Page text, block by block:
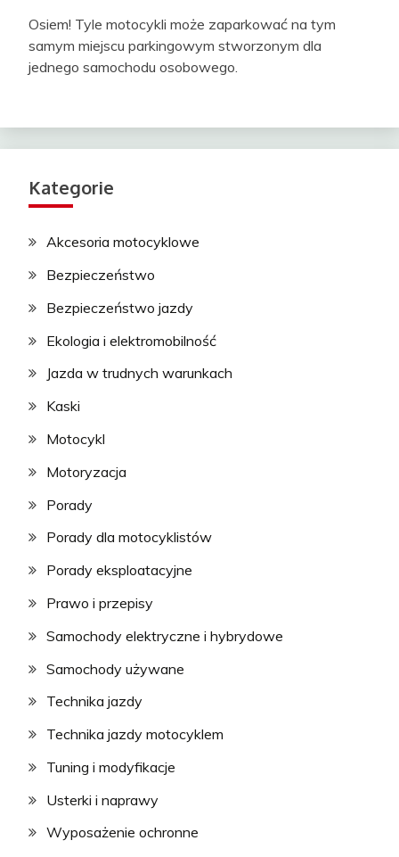
Osiem! Tyle motocykli może zaparkować na tym
samym miejscu parkingowym stworzonym dla
jednego samochodu osobowego.
Kategorie
Akcesoria motocyklowe
Bezpieczeństwo
Bezpieczeństwo jazdy
Ekologia i elektromobilność
Jazda w trudnych warunkach
Kaski
Motocykl
Motoryzacja
Porady
Porady dla motocyklistów
Porady eksploatacyjne
Prawo i przepisy
Samochody elektryczne i hybrydowe
Samochody używane
Technika jazdy
Technika jazdy motocyklem
Tuning i modyfikacje
Usterki i naprawy
Wyposażenie ochronne